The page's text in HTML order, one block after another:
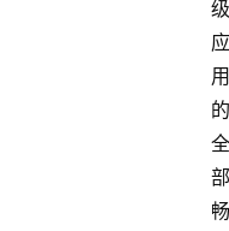
级
应
用
的
全
部
畅